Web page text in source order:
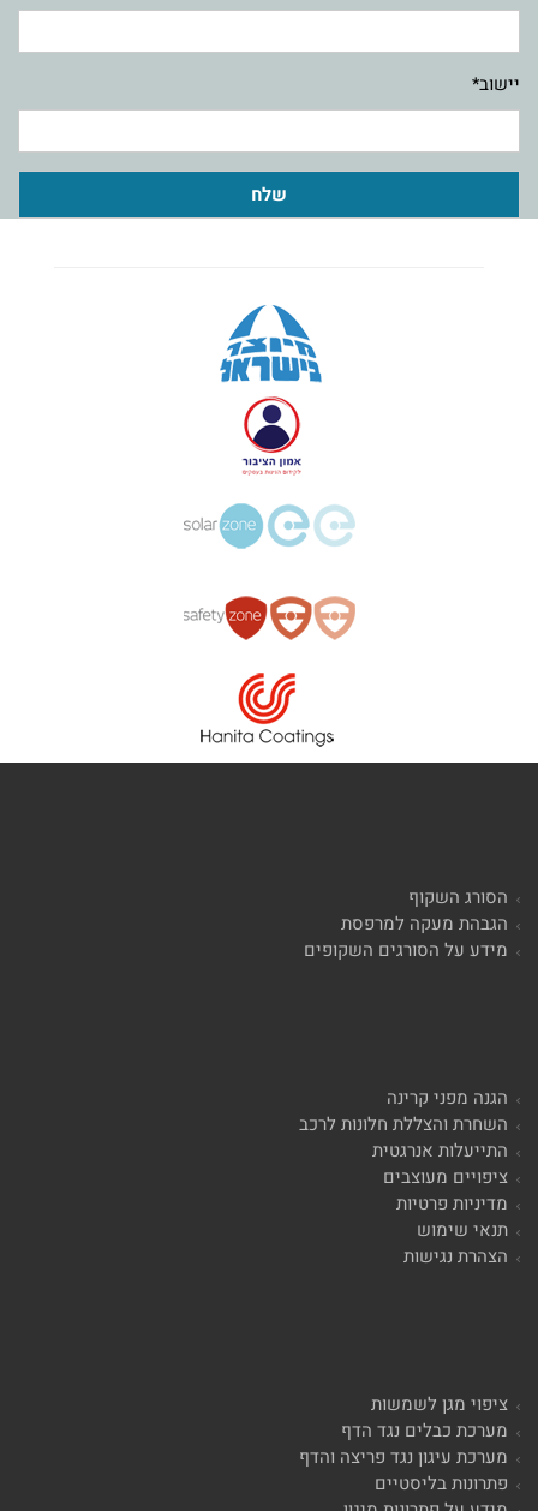
יישוב*
הסורג השקוף
הגבהת מעקה למרפסת
מידע על הסורגים השקופים
הגנה מפני קרינה
השחרת והצללת חלונות לרכב
התייעלות אנרגטית
ציפויים מעוצבים
מדיניות פרטיות
תנאי שימוש
הצהרת נגישות
ציפוי מגן לשמשות
מערכת כבלים נגד הדף
מערכת עיגון נגד פריצה והדף
פתרונות בליסטיים